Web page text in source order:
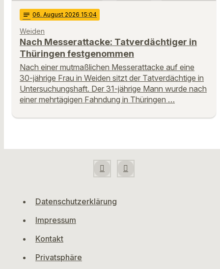
notes 06. August 2026 15:04
Weiden
Nach Messerattacke: Tatverdächtiger in
Thüringen festgenommen
Nach einer mutmaßlichen Messerattacke auf eine
30-jährige Frau in Weiden sitzt der Tatverdächtige in
Untersuchungshaft. Der 31-jährige Mann wurde nach
einer mehrtägigen Fahndung in Thüringen …
Datenschutzerklärung
Impressum
Kontakt
Privatsphäre